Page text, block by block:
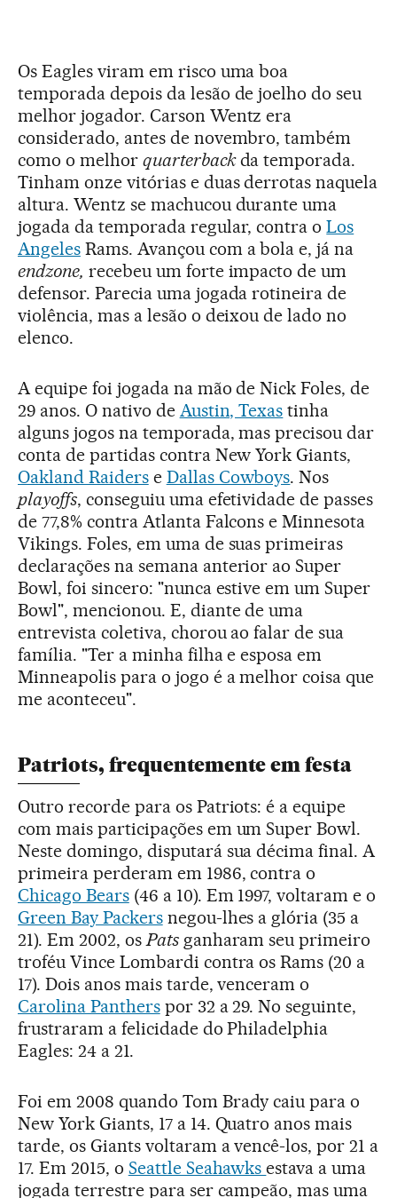
Os Eagles viram em risco uma boa
temporada depois da lesão de joelho do seu
melhor jogador. Carson Wentz era
considerado, antes de novembro, também
como o melhor quarterbackda temporada.
Tinham onze vitórias e duas derrotas naquela
altura. Wentz se machucou durante uma
jogada da temporada regular, contra oLos
AngelesRams. Avançou com a bola e, já na
endzone, recebeu um forte impacto de um
defensor. Parecia uma jogada rotineira de
violência, mas a lesão o deixou de lado no
elenco.
A equipe foi jogada na mão de Nick Foles, de
29 anos. O nativo de Austin, Texas tinha
alguns jogos na temporada, mas precisou dar
conta de partidas contra New York Giants,
Oakland Raiderse Dallas Cowboys. Nos
playoffs, conseguiu uma efetividade de passes
de 77,8% contra Atlanta Falcons e Minnesota
Vikings. Foles, em uma de suas primeiras
declarações na semana anterior ao Super
Bowl, foi sincero: "nunca estive em um Super
Bowl", mencionou. E, diante de uma
entrevista coletiva, chorou ao falar de sua
família. "Ter a minha filha e esposa em
Minneapolis para o jogo é a melhor coisa que
me aconteceu".
Patriots, frequentemente em festa
Outro recorde para os Patriots: é a equipe
com mais participações em um Super Bowl.
Neste domingo, disputará sua décima final. A
primeira perderam em 1986, contra o
Chicago Bears(46 a 10). Em 1997, voltaram e o
Green Bay Packersnegou-lhes a glória (35 a
21). Em 2002, osPatsganharam seu primeiro
troféu Vince Lombardi contra os Rams (20 a
17). Dois anos mais tarde, venceram o
Carolina Pantherspor 32 a 29. No seguinte,
frustraram a felicidade do Philadelphia
Eagles: 24 a 21.
Foi em 2008 quando Tom Brady caiu para o
New York Giants, 17 a 14. Quatro anos mais
tarde, os Giants voltaram a vencê-los, por 21 a
17. Em 2015, o Seattle Seahawksestava a uma
jogada terrestre para ser campeão, mas uma